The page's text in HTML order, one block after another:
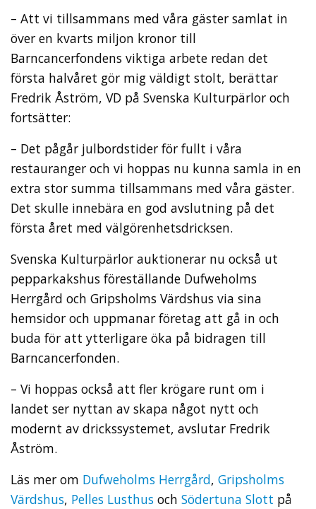
– Att vi tillsammans med våra gäster samlat in
över en kvarts miljon kronor till
Barncancerfondens viktiga arbete redan det
första halvåret gör mig väldigt stolt, berättar
Fredrik Åström, VD på Svenska Kulturpärlor och
fortsätter:
– Det pågår julbordstider för fullt i våra
restauranger och vi hoppas nu kunna samla in en
extra stor summa tillsammans med våra gäster.
Det skulle innebära en god avslutning på det
första året med välgörenhetsdricksen.
Svenska Kulturpärlor auktionerar nu också ut
pepparkakshus föreställande Dufweholms
Herrgård och Gripsholms Värdshus via sina
hemsidor och uppmanar företag att gå in och
buda för att ytterligare öka på bidragen till
Barncancerfonden.
– Vi hoppas också att fler krögare runt om i
landet ser nyttan av skapa något nytt och
modernt av drickssystemet, avslutar Fredrik
Åström.
Läs mer om Dufweholms Herrgård, Gripsholms
Värdshus, Pelles Lusthus och Södertuna Slott på